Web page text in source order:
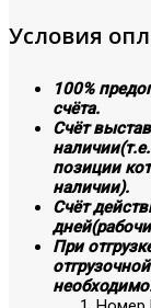
Условия
100%
счёта.
Счёт
позиции
наличии).
Счёт
При